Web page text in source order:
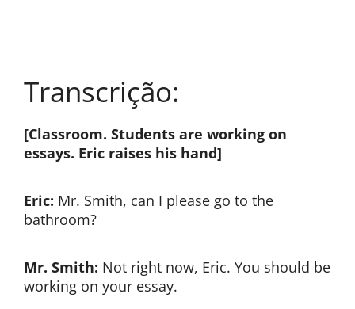
Transcrição:
[Classroom. Students are working on
essays. Eric raises his hand]
Eric: Mr. Smith, can I please go to the
bathroom?
Mr. Smith: Not right now, Eric. You should be
working on your essay.